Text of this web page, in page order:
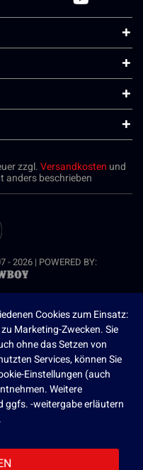
zzgl.Versandkosten und
anders beschrieben
2026 | POWERED BY:
Cookies zum Einsatz:
Marketing-Zwecken. Sie
ohne das Setzen von
Services, können Sie
Einstellungen (auch
Weitere
-weitergabe erläutern